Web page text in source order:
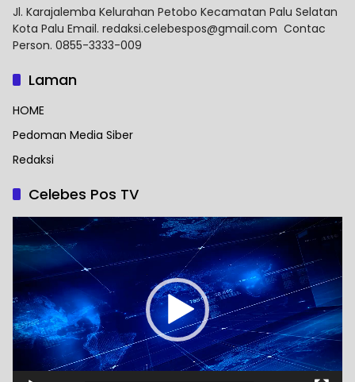
Jl. Karajalemba Kelurahan Petobo Kecamatan Palu Selatan
Kota Palu Email. redaksi.celebespos@gmail.com Contac
Person. 0855-3333-009
Laman
HOME
Pedoman Media Siber
Redaksi
Celebes Pos TV
Pemutar
Video